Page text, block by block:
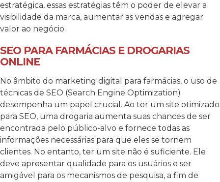
estratégica, essas estratégias têm o poder de elevar a
visibilidade da marca, aumentar as vendas e agregar
valor ao negócio.
SEO PARA FARMÁCIAS E DROGARIAS
ONLINE
No âmbito do marketing digital para farmácias, o uso de
técnicas de SEO (Search Engine Optimization)
desempenha um papel crucial. Ao ter um site otimizado
para SEO, uma drogaria aumenta suas chances de ser
encontrada pelo público-alvo e fornece todas as
informações necessárias para que eles se tornem
clientes. No entanto, ter um site não é suficiente. Ele
deve apresentar qualidade para os usuários e ser
amigável para os mecanismos de pesquisa, a fim de